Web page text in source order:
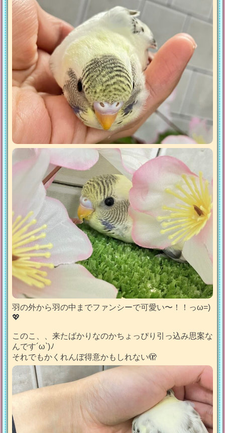
羽の外から羽の中までファンシーで可愛い〜！！っω=)
💖
このこ、、来たばかりなのかちょっぴり引っ込み思案な
んです´ω`)ﾉ
それでもかくれんぼ得意かもしれない🫣